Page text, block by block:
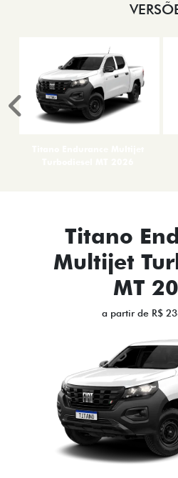
Anterior
Titano
Multijet
MT
a partir de R$